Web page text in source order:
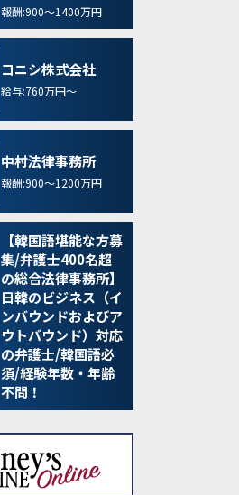
報酬:900～1400万円
コニシ株式会社
給与:760万円～
中村法律事務所
報酬:900～1200万円
【韓国語堪能な方募
集/弁護士400名超
の総合法律事務所】
日韓のビジネス（イ
ンバウンドおよびア
ウトバウンド）対応
の弁護士/韓国語必
須/経験年数・年齢
不問！